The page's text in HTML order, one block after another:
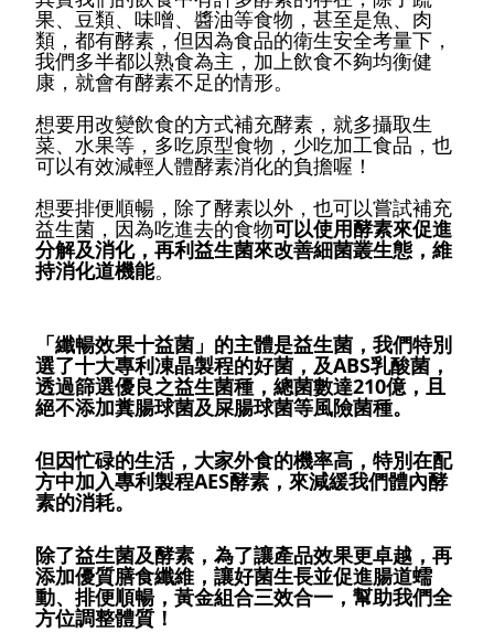
果、豆類、味噌、醬油等食物，甚至是魚、肉
類，都有酵素，但因為食品的衛生安全考量下，
我們多半都以熟食為主，加上飲食不夠均衡健
康，就會有酵素不足的情形。
想要用改變飲食的方式補充酵素，就多攝取生
菜、水果等，多吃原型食物，少吃加工食品，也
可以有效減輕人體酵素消化的負擔喔！
想要排便順暢，除了酵素以外，也可以嘗試補充
益生菌，因為吃進去的食物可以使用酵素來促進
分解及消化，再利益生菌來改善細菌叢生態，維
持消化道機能。
「纖暢效果十益菌」的主體是益生菌，我們特別
選了十大專利凍晶製程的好菌，及ABS乳酸菌，
透過篩選優良之益生菌種，總菌數達210億，且
絕不添加糞腸球菌及屎腸球菌等風險菌種。
但因忙碌的生活，大家外食的機率高，特別在配
方中加入專利製程AES酵素，來減緩我們體內酵
素的消耗。
除了益生菌及酵素，為了讓產品效果更卓越，再
添加優質膳食纖維，讓好菌生長並促進腸道蠕
動、排便順暢，黃金組合三效合一，幫助我們全
方位調整體質！